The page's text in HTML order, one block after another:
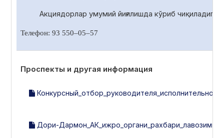
Акциядорлар умумий йиғилишда кўриб
Телефон: 93 550–05–57
Проспекты и другая информация
Дори-